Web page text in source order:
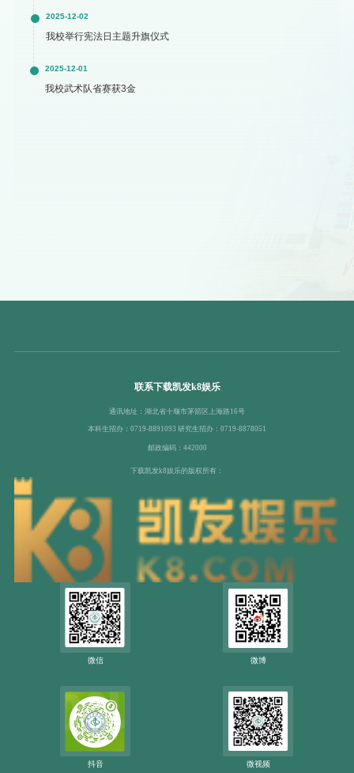
2025-12-02
我校举行宪法日主题升旗仪式
2025-12-01
我校武术队省赛获3金
联系下载凯发k8娱乐
通讯地址：湖北省十堰市茅箭区上海路16号
本科生招办：0719-8891093 研究生招办：0719-8878051
邮政编码：442000
下载凯发k8娱乐的版权所有：
微信 微博
抖音 微视频